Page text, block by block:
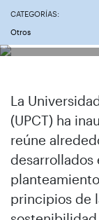
CATEGORÍAS:
Otros
La
(UPCT) ha
reúne
desarrollados
principios de